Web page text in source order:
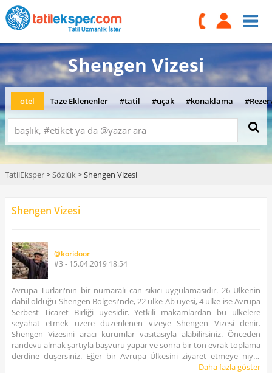
Shengen Vizesi
otel Taze Eklenenler #tatil #uçak #konaklama
TatilEksper>Sözlük> Shengen Vizesi
Shengen Vizesi
@koridoor
#3 - 15.04.2019 18:54
Avrupa Turları'nın bir numaralı can sıkıcı uygulamasıdır. 26 Ülkenin
dahil olduğu Shengen Bölgesi'nde, 22 ülke Ab üyesi, 4 ülke ise Avrupa
Serbest Ticaret Birliği üyesidir. Yetkili makamlardan bu ülkelere
seyahat etmek üzere düzenlenen vizeye Shengen Vizesi denir.
Shengen Vizesini aracı kurumlar vasıtasıyla alabilirsiniz. Önceden
randevu almak şartıyla başvuru yapar ve sonra bir ton evrak toplama
derdine düşersiniz. Eğer bir Avrupa Ülkesini ziyaret etmeye niyet
ettiyseniz Balkan ülkeleri ve Ukrayna dışında Shengen Vizesi almak
Daha fazla göster